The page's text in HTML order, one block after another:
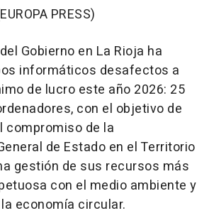
PRESS)
Gobierno en La Rioja ha
informáticos desafectos a
de lucro este año 2026: 25
con el objetivo de
compromiso de la
de Estado en el Territorio
gestión de sus recursos más
con el medio ambiente y
economía circular.